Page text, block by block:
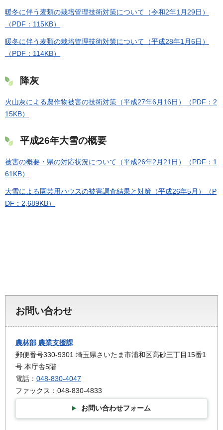
暖冬に伴う麦類の栽培管理技術対策について（令和2年1月29日）
（PDF：115KB）
暖冬に伴う麦類の栽培管理技術対策について（平成28年1月6日）
（PDF：114KB）
降灰
火山灰による農作物被害の技術対策（平成27年6月16日）（PDF：2
15KB）
平成26年大雪の概要
被害の概要・県の対応状況について（平成26年2月21日）（PDF：1
61KB）
大雪による園芸用ハウスの被害調査結果と対策（平成26年5月）（P
DF：2,689KB）
お問い合わせ
農林部 農業支援課
郵便番号330-9301 埼玉県さいたま市浦和区高砂三丁目15番1
号 本庁舎5階
電話： 048-830-4047
ファックス：048-830-4833
お問い合わせフォーム